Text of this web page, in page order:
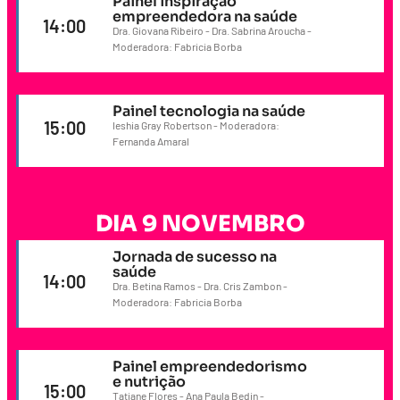
14:00
empreendedora na saúde
Dra. Giovana Ribeiro - Dra. Sabrina Aroucha -
Moderadora: Fabricia Borba
15:00
Painel tecnologia na saúde
Ieshia Gray Robertson - Moderadora:
Fernanda Amaral
DIA 9 NOVEMBRO
14:00
Jornada de sucesso na
saúde
Dra. Betina Ramos - Dra. Cris Zambon -
Moderadora: Fabricia Borba
15:00
Painel empreendedorismo
e nutrição
Tatiane Flores - Ana Paula Bedin -